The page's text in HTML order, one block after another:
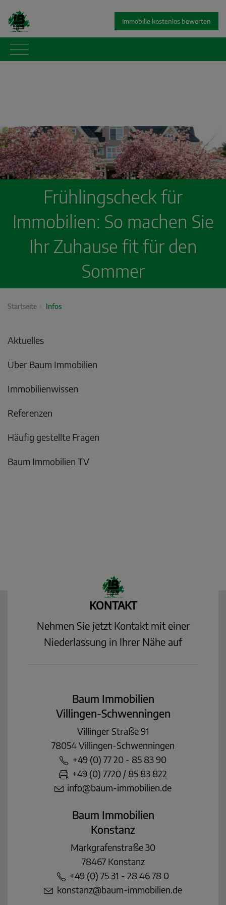
Immobilie kostenlos bewerten
Frühlingscheck für
Immobilien: So machen Sie
Ihr Zuhause fit für den
Sommer
Startseite Infos
Aktuelles
Über Baum Immobilien
Immobilienwissen
Referenzen
Häufig gestellte Fragen
Baum Immobilien TV
KONTAKT
Nehmen Sie jetzt Kontakt mit einer
Niederlassung in Ihrer Nähe auf
Baum Immobilien
Villingen-Schwenningen
Villinger Straße 91
78054 Villingen-Schwenningen
+49 (0) 77 20 - 85 83 90
+49 (0) 7720 / 85 83 822
info@baum-immobilien.de
Baum Immobilien
Konstanz
Markgrafenstraße 30
78467 Konstanz
+49 (0) 75 31 - 28 46 78 0
konstanz@baum-immobilien.de